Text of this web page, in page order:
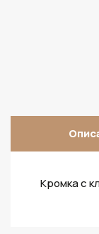
Кромка с